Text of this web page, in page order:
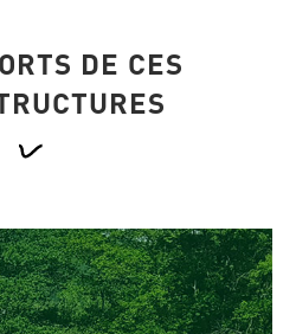
DE CES